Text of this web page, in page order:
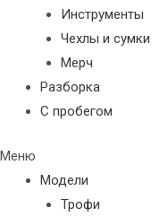
Инструменты
Чехлы и сумки
Мерч
Разборка
С пробегом
Меню
Модели
Трофи